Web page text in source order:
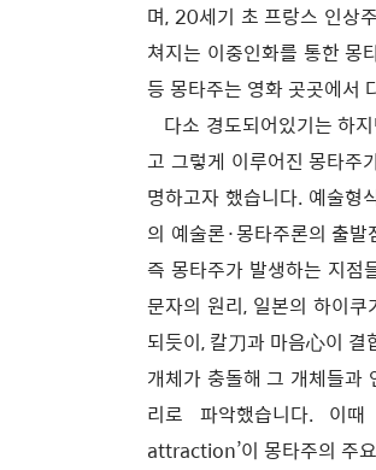
며, 20세기 초 프랑스 인상
쳐지는 이중인화를 통한 몽
등 몽타주는 영화 곳곳에서
다소 경도되어있기는 하
고 그렇게 이루어진 몽타주
명하고자 했습니다. 예술형
의 예술론·몽타주론의 출
즉 몽타주가 발생하는 지점
문자의 원리, 일본의 하이
되듯이, 칼刀과 마음心이
개체가 충돌해 그 개체들과
리로 파악했습니다. 이
attraction’이 몽타주의 주